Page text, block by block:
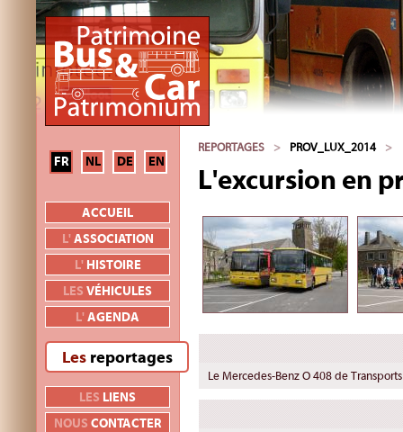
FR NL DE EN
ACCUEIL
L'ASSOCIATION
L'HISTOIRE
LES VÉHICULES
L'AGENDA
Lesreportages
LES LIENS
NOUS CONTACTER
REPORTAGES > PROV_LUX_2014 >
L'excursion en
Le Mercedes-Benz O 408 de